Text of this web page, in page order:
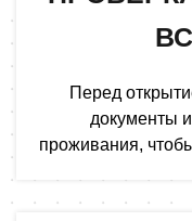
Перед
документы
проживания,